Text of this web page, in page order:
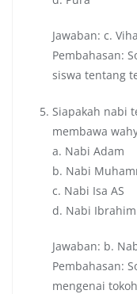
Jawaban: c.
Pembahasan:
siswa tentang
Siapakah nabi
membawa
a. Nabi Adam
b. Nabi
c. Nabi Isa AS
d. Nabi Ibrahim
Jawaban: b.
Pembahasan:
mengenai